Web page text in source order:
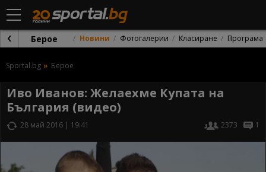
Берое Новини Фотогалерии Класиране Програма
Sportal.bg Берое
Иво Иванов: Желаехме Купата на
България (видео)
28 май 2016 | 19:41 2373 1